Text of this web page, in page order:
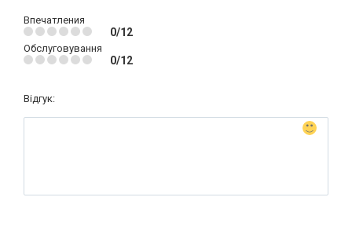
Впечатления
0/12
Обслуговування
0/12
Відгук: